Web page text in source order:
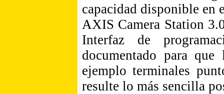
capacidad disponible en
AXIS Camera Station
Interfaz de
documentado para
ejemplo terminales
resulte lo más sencilla